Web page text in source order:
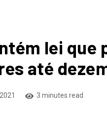
lei que
até
3 minutes read